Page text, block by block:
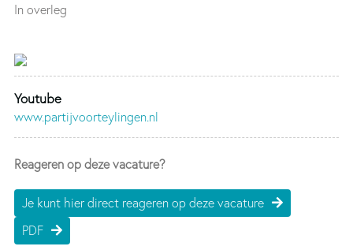
In overleg
Youtube
www.partijvoorteylingen.nl
Reageren op deze vacature?
Je kunt hier direct reageren op deze vacature
PDF